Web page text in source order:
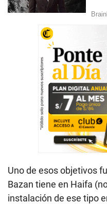
Uno de esos objetivos
Bazan tiene en Haifa
instalación de ese tipo